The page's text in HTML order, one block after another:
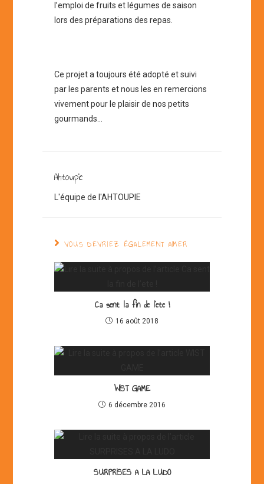
l’emploi de fruits et légumes de saison
lors des préparations des repas.
Ce projet a toujours été adopté et suivi
par les parents et nous les en remercions
vivement pour le plaisir de nos petits
gourmands…
Ahtoupie
L'équipe de l'AHTOUPIE
VOUS DEVRIEZ ÉGALEMENT AIMER
Ca sent la fin de l’ete !
16 août 2018
WIST GAME
6 décembre 2016
SURPRISES A LA LUDO